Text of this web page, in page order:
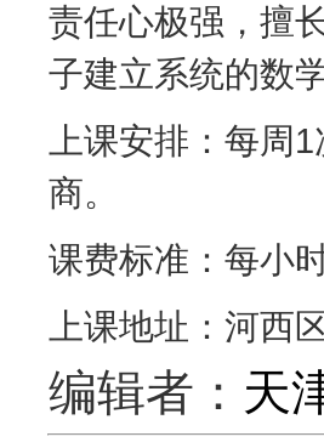
责任心极强，擅
子建立系统的数
上课安排：每周
商。
课费标准：每小
上课地址：河西
编辑者： 天